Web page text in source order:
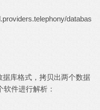
databas
库格式，拷贝出两个数据
件进行解析：